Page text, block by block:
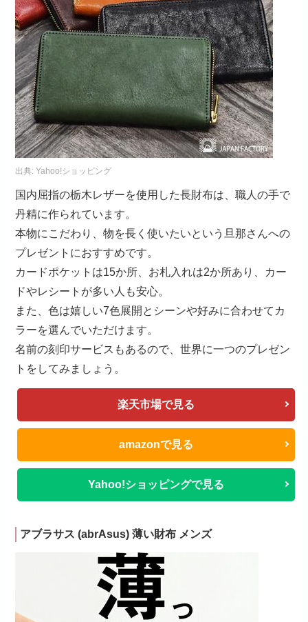
出典:Yahoo!ショッピング
国内屈指の栃木レザーを使用した長財布は、職人の手で
丹精に作られています。
本物にこだわり、物を長く使いたいという旦那さんへの
プレゼントにおすすめです。
カードポケットは15か所、お札入れは2か所あり、カー
ドやレシートが多い人も安心。
また、色は嬉しい7色展開とシーンや好みに合わせてカ
ラーを選んでいただけます。
名前の刻印サービスもあるので、世界に一つのプレゼン
トをしてみましょう。
楽天市場で見る
amazonで見る
Yahoo!ショッピングで見る
アブラサス (abrAsus) 薄い財布 メンズ